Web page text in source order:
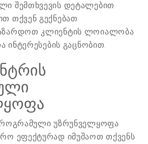
შემთხვევის დეტალებით.
თქვენ გექნებათ
კლიენტის ლოიალობა
ინტერესების გაცნობით.
უზრუნველყოფა
ეფექტურად იმუშაოთ თქვენს